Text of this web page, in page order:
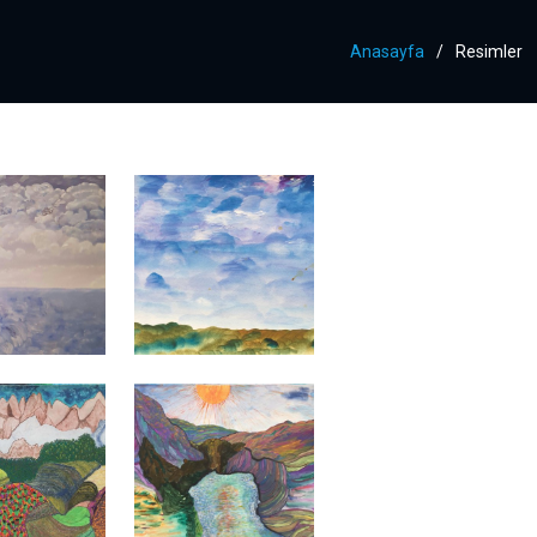
Anasayfa Resimler